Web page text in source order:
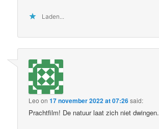
Laden...
Leo on17 november 2022 at 07:26said:
Prachtfilm! De natuur laat zich niet dwingen.